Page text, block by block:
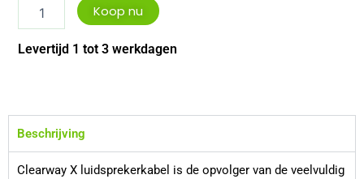
Koop nu
Levertijd 1 tot 3 werkdagen
Beschrijving
Clearway X luidsprekerkabel is de opvolger van de veelvuldig